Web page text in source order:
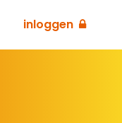
inloggen